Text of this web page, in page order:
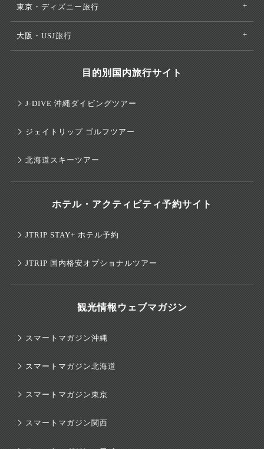
大阪・USJ旅行
目的別国内旅行サイト
J-DIVE 沖縄ダイビングツアー
ジェイトリップ ゴルフツアー
北海道スキーツアー
ホテル・アクティビティ予約サイト
JTRIP STAY+ ホテル予約
JTRIP 国内格安オプショナルツアー
観光情報ウェブマガジン
スマートマガジン沖縄
スマートマガジン北海道
スマートマガジン東京
スマートマガジン関西
スマートマガジンハワイ